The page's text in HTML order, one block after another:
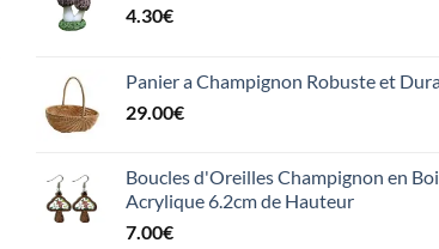
4.30€
Panier a Champignon Robuste et
29.00€
Boucles d'Oreilles Champignon en
Acrylique 6.2cm de Hauteur
7.00€